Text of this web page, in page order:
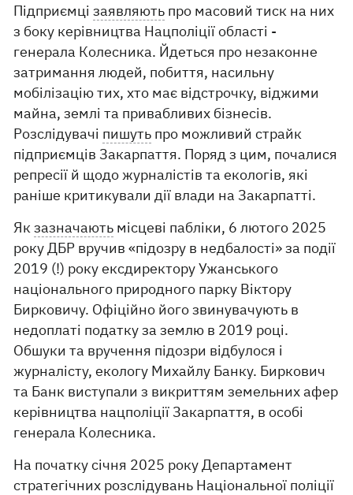
Підприємцізаявляють про масовий тиск на них
з боку керівництва Нацполіції області -
генерала Колесника. Йдеться про незаконне
затримання людей, побиття, насильну
мобілізацію тих, хто має відстрочку, віджими
майна, землі та привабливих бізнесів.
Розслідувачі пишуть про можливий страйк
підприємців Закарпаття. Поряд з цим, почалися
репресії й щодо журналістів та екологів, які
раніше критикували дії влади на Закарпатті.
Якзазначають місцеві пабліки, 6 лютого 2025
року ДБР вручив «підозру в недбалості» за події
2019 (!) року ексдиректору Ужанського
національного природного парку Віктору
Бирковичу. Офіційно його звинувачують в
недоплаті податку за землю в 2019 році.
Обшуки та вручення підозри відбулося і
журналісту, екологу Михайлу Банку. Биркович
та Банк виступали з викриттям земельних афер
керівництва нацполіції Закарпаття, в особі
генерала Колесника.
На початку січня 2025 року Департамент
стратегічних розслідувань Національної поліції